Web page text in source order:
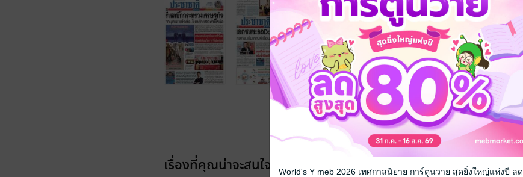
เรื่องที่คุณน่าจะสนใจ
World's Y meb 2026 เทศกาลนิยาย การ์ตูนวาย สุดยิ่งใหญ่แห่งปี ลด